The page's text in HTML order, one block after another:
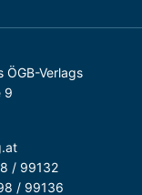
ÖGB-Verlags
9
/ 99132
/ 99136